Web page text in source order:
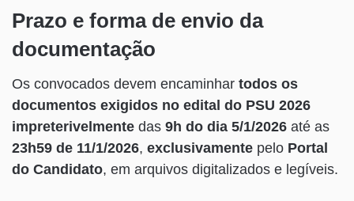
Prazo e forma de envio da
documentação
Os convocados devem encaminhar todos os
documentos exigidos no edital do PSU 2026
impreterivelmente das 9h do dia 5/1/2026 até as
23h59 de 11/1/2026, exclusivamente pelo Portal
do Candidato, em arquivos digitalizados e legíveis.